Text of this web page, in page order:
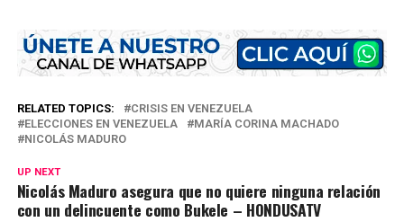
RELATED TOPICS:
CRISIS EN VENEZUELA
ELECCIONES EN VENEZUELA
MARÍA CORINA MACHADO
NICOLÁS MADURO
UP NEXT
Nicolás Maduro asegura que no quiere ninguna relación
con un delincuente como Bukele – HONDUSATV